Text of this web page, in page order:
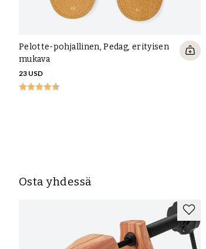
Pelotte-pohjallinen, Pedag, erityisen
mukava
23 USD
Osta yhdessä